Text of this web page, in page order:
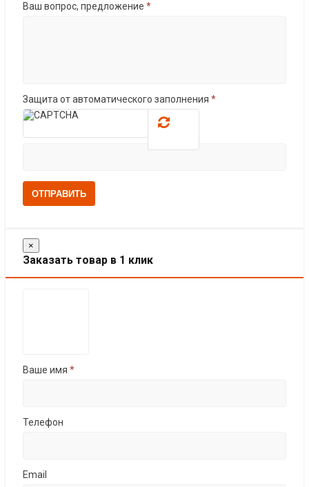
Ваш вопрос, предложение *
Защита от автоматического заполнения *
ОТПРАВИТЬ
×
Заказать товар в 1 клик
Ваше имя *
Телефон
Email